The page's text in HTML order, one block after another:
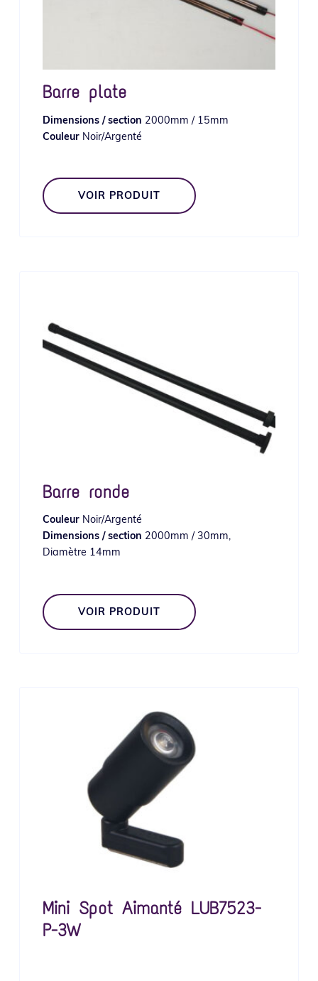
Barre plate
Dimensions / section 2000mm / 15mm
CouleurNoir/Argenté
VOIR PRODUIT
Barre ronde
CouleurNoir/Argenté
Dimensions / section 2000mm / 30mm,
Diamètre 14mm
VOIR PRODUIT
Mini Spot Aimanté LUB7523-
P-3W